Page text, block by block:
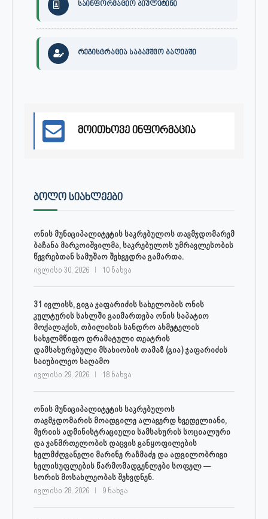
საინფორმაციო ბიულეტინი
რეგისტრაცია საბავშვო ბაღებში
მოითხოვე ინფორმაცია
ᲑᲝᲚᲝ ᲡᲘᲐᲮᲚᲔᲔᲑᲘ
ონის მუნიციპალიტეტის საკრებულოს თავმჯდომარემ
ბაჩანა მარკოიშვილმა, საკრებულოს უმრავლესობის
წევრებთან სამუშაო შეხვედრა გამართა.
ივლისი 30, 2026 10 ნახვა
31 ივლისს, გიგა ჯაფარიძის სახელობის ონის
კულტურის სახლში გაიმართება ონის საპატიო
მოქალაქის, თბილისის სანდრო ახმეტელის
სახელმწიფო დრამატული თეატრის
დამსახურებული მსახიობის თამაზ (გია) ჯაფარიძის
საიუბილეო საღამო
ივლისი 29, 2026 18 ნახვა
ონის მუნიციპალიტეტის საკრებულოს
თავმჯდომარის მოადგილე ალავერდ ხვედელიანი,
მერიის ადმინისტრაციული სამსახურის სოციალური
და ჯანმრთელობის დაცვის განყოფილების
ხელმძღვანელი მარინე რაზმაძე და ადგილობრივი
ხელისუფლების წარმომადგენლები სოფელ —
სორის მოსახლეობას შეხვდნენ.
ივლისი 28, 2026 9 ნახვა